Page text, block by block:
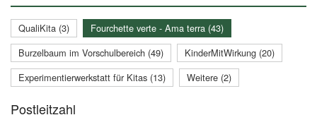
QualiKita (3)
Fourchette verte - Ama terra (43)
Burzelbaum im Vorschulbereich (49)
KinderMitWirkung (20)
Experimentierwerkstatt für Kitas (13)
Weitere (2)
Postleitzahl